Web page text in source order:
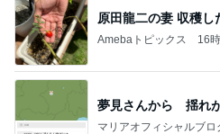
原田龍二の妻 収穫し
Amebaトピックス 16
夢見さんから 揺れが
マリアオフィシャルブロ